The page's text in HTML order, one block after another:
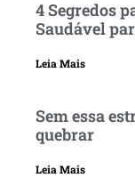
4 Segredos
Saudável
Leia Mais
Sem essa
quebrar
Leia Mais